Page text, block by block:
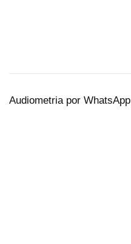
Audiometria por WhatsApp